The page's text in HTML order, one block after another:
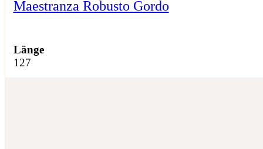
Maestranza Robusto Gordo
Länge
127